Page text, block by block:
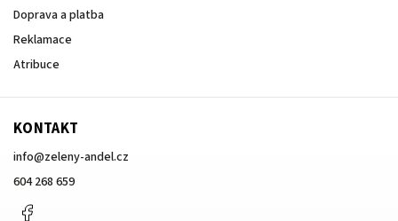
Doprava a platba
Reklamace
Atribuce
KONTAKT
info@zeleny-andel.cz
604 268 659